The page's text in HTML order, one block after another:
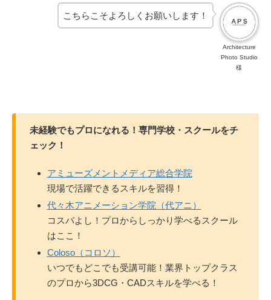
Architecture
Photo Studio
様
こちらこそよろしくお願いします！
未経験でもプロになれる！専門学校・スクールをチ
ェック！
アミューズメントメディア総合学院
現場で活躍できるスキルを習得！
代々木アニメーション学院（代アニ）
コスパよし！プロからしっかり学べるスクール
はここ！
Coloso（コロソ）
いつでもどこでも受講可能！業界トップクラス
のプロから3DCG・CADスキルを学べる！